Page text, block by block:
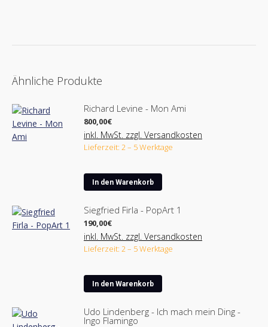
Ähnliche Produkte
Richard Levine - Mon Ami
800,00€
inkl. MwSt. zzgl. Versandkosten
Lieferzeit: 2 – 5 Werktage
In den Warenkorb
Siegfried Firla - PopArt 1
190,00€
inkl. MwSt. zzgl. Versandkosten
Lieferzeit: 2 – 5 Werktage
In den Warenkorb
Udo Lindenberg - Ich mach mein Ding -
Ingo Flamingo